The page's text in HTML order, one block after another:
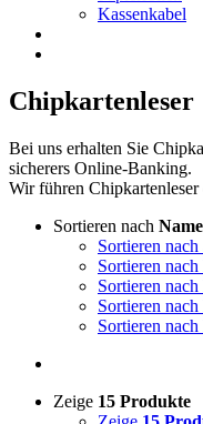
Kassenkabel
Chipkartenleser
Bei uns erhalten Sie
sicherers Online-Banking.
Wir führen
Sortieren nach Name
Sortieren nach
Sortieren nach
Sortieren nach
Sortieren nach
Sortieren nach
Zeige 15 Produkte